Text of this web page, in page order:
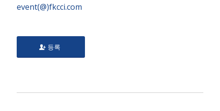
event(@)fkcci.com
등록